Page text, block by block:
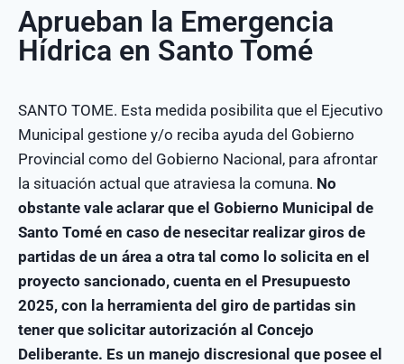
Aprueban la Emergencia
Hídrica en Santo Tomé
SANTO TOME. Esta medida posibilita que el Ejecutivo
Municipal gestione y/o reciba ayuda del Gobierno
Provincial como del Gobierno Nacional, para afrontar
la situación actual que atraviesa la comuna. No
obstante vale aclarar que el Gobierno Municipal de
Santo Tomé en caso de nesecitar realizar giros de
partidas de un área a otra tal como lo solicita en el
proyecto sancionado, cuenta en el Presupuesto
2025, con la herramienta del giro de partidas sin
tener que solicitar autorización al Concejo
Deliberante. Es un manejo discresional que posee el